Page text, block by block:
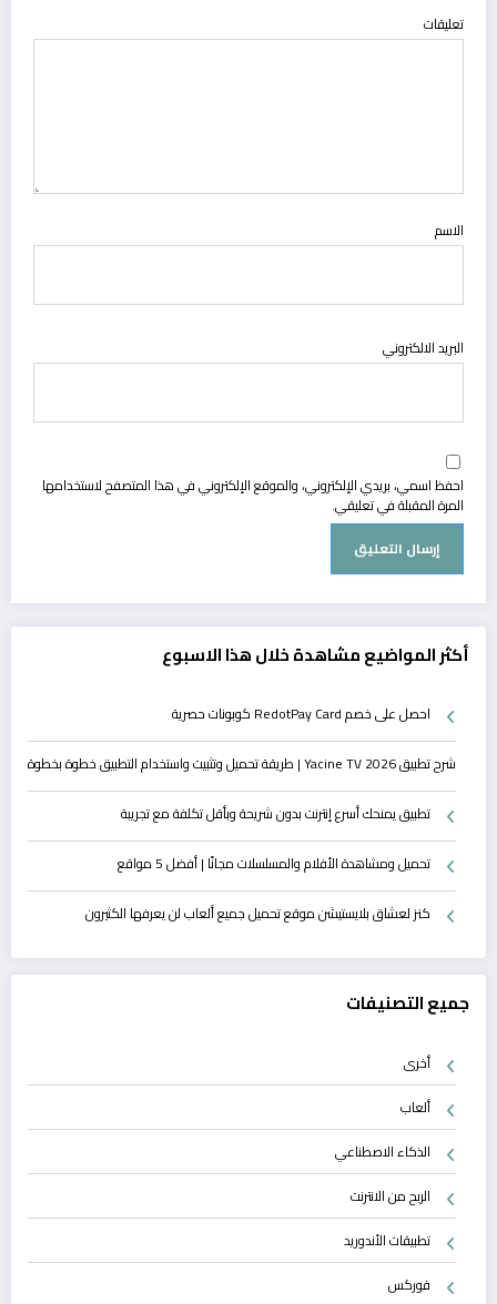
تعليقات
الاسم
البريد الالكتروني
احفظ اسمي، بريدي الإلكتروني، والموقع الإلكتروني في هذا المتصفح لاستخدامها
المرة المقبلة في تعليقي.
أكثر المواضيع مشاهدة خلال هذا الاسبوع
احصل على خصم RedotPay Card كوبونات حصرية
شرح تطبيق Yacine TV 2026 | طريقة تحميل وتثبيت واستخدام التطبيق خطوة بخطوة
تطبيق يمنحك أسرع إنترنت بدون شريحة وبأقل تكلفة مع تجريبة
تحميل ومشاهدة الأفلام والمسلسلات مجانًا | أفضل 5 مواقع
كنز لعشاق بلايستيشن موقع تحميل جميع ألعاب لن يعرفها الكثيرون
جميع التصنيفات
أخرى
ألعاب
الذكاء الاصطناعي
الربح من الانترنت
تطبيقات الأندوريد
فوركس